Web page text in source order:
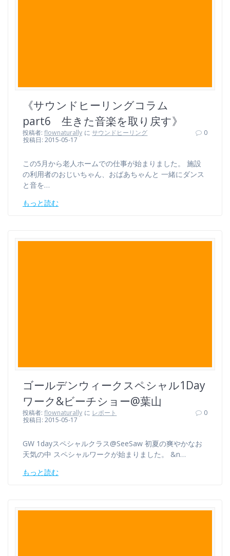
《サウンドヒーリングコラム
part6 生きた音楽を取り戻す》
投稿者: flownaturally にサウンドヒーリング
投稿日: 2015-05-17
0
この5月から老人ホームでの仕事が始まりました。 施設
の利用者のおじいちゃん、おばあちゃんと 一緒にダンス
と音を…
もっと読む
ゴールデンウィークスペシャル1Day
ワーク&ビーチショー@葉山
投稿者: flownaturally に レポート
投稿日: 2015-05-17
0
GW 1dayスペシャルクラス@SeeSaw 初夏の爽やかなお
天気の中 スペシャルワークが始まりました。 &n…
もっと読む